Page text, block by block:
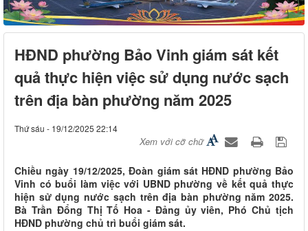
HĐND phường Bảo Vinh giám sát kết
quả thực hiện việc sử dụng nước sạch
trên địa bàn phường năm 2025
Thứ sáu - 19/12/2025 22:14
Xem với cỡ chữ
Chiều ngày 19/12/2025, Đoàn giám sát HĐND phường Bảo
Vinh có buổi làm việc với UBND phường về kết quả thực
hiện sử dụng nước sạch trên địa bàn phường năm 2025.
Bà Trần Đổng Thị Tố Hoa - Đảng ủy viên, Phó Chủ tịch
HĐND phường chủ trì buổi giám sát.